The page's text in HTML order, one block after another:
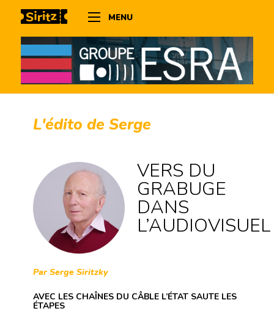
MENU
L'édito de Serge
VERS DU
GRABUGE
DANS
L’AUDIOVISUEL
Par Serge Siritzky
AVEC LES CHAÎNES DU CÂBLE L’ÉTAT SAUTE LES
ÉTAPES